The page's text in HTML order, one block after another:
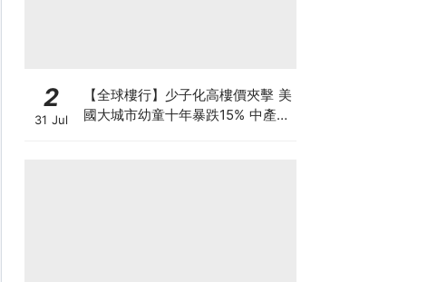
2
31 Jul
【全球樓行】少子化高樓價夾擊 美
國大城市幼童十年暴跌15% 中產家